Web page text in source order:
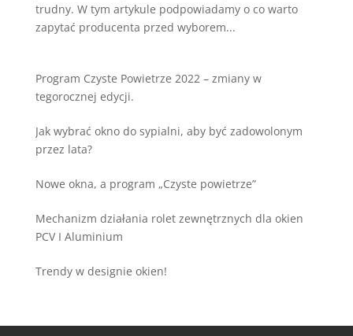
trudny. W tym artykule podpowiadamy o co warto
zapytać producenta przed wyborem...
Program Czyste Powietrze 2022 – zmiany w
tegorocznej edycji.
Jak wybrać okno do sypialni, aby być zadowolonym
przez lata?
Nowe okna, a program „Czyste powietrze”
Mechanizm działania rolet zewnętrznych dla okien
PCV I Aluminium
Trendy w designie okien!